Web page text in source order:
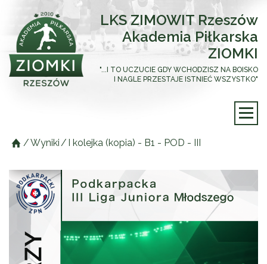
LKS ZIMOWIT Rzeszów
Akademia Piłkarska
ZIOMKI
"...I TO UCZUCIE GDY WCHODZISZ NA BOISKO
I NAGLE PRZESTAJE ISTNIEĆ WSZYSTKO"
/Wyniki / I kolejka (kopia) - B1 - POD - III